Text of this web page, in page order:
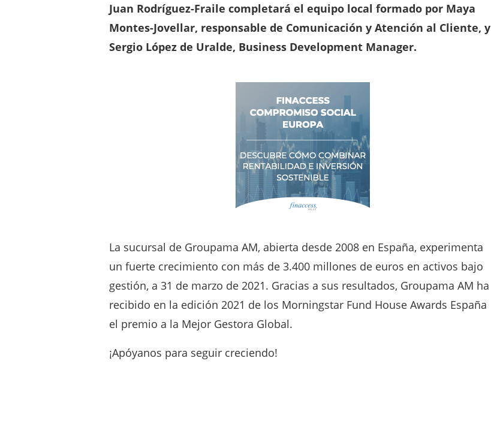
Juan Rodríguez-Fraile completará el equipo local formado por Maya
Montes-Jovellar, responsable de Comunicación y Atención al Cliente, y
Sergio López de Uralde, Business Development Manager.
La sucursal de Groupama AM, abierta desde 2008 en España, experimenta
un fuerte crecimiento con más de 3.400 millones de euros en activos bajo
gestión, a 31 de marzo de 2021. Gracias a sus resultados, Groupama AM ha
recibido en la edición 2021 de los Morningstar Fund House Awards España
el premio a la Mejor Gestora Global.
¡Apóyanos para seguir creciendo!